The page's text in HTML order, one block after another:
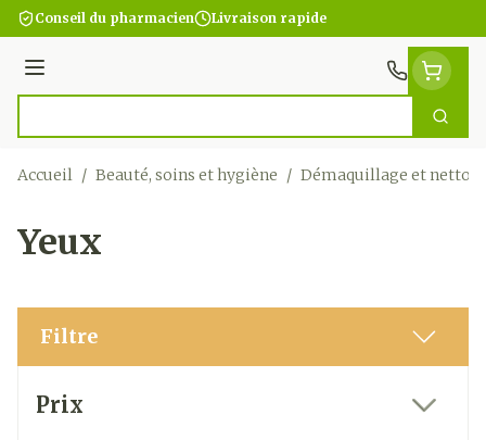
Aller au contenu
Conseil du pharmacien Livraison rapide
Menu
Accueil / Beauté, soins et hygiène / Démaquillage et
Yeux
Filtre
Prix